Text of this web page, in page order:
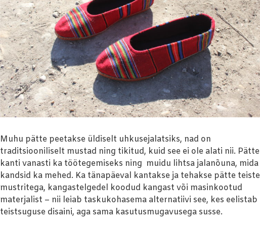
Muhu pätte peetakse üldiselt uhkusejalatsiks, nad on
traditsiooniliselt mustad ning tikitud, kuid see ei ole alati nii. Pätte
kanti vanasti ka töötegemiseks ning muidu lihtsa jalanõuna, mida
kandsid ka mehed. Ka tänapäeval kantakse ja tehakse pätte teiste
mustritega, kangastelgedel koodud kangast või masinkootud
materjalist – nii leiab taskukohasema alternatiivi see, kes eelistab
teistsuguse disaini, aga sama kasutusmugavusega susse.